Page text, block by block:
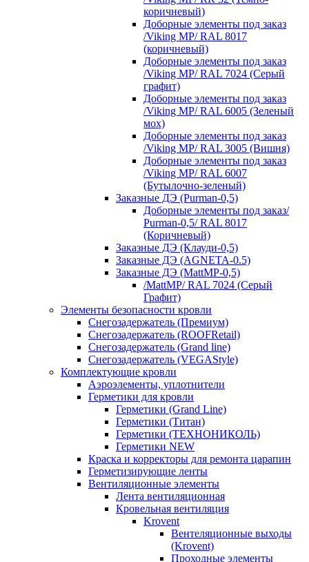
коричневый)
Доборные элементы под заказ
/Viking MP/ RAL 8017
(коричневый)
Доборные элементы под заказ
/Viking MP/ RAL 7024 (Серый
графит)
Доборные элементы под заказ
/Viking MP/ RAL 6005 (Зеленый
мох)
Доборные элементы под заказ
/Viking MP/ RAL 3005 (Вишня)
Доборные элементы под заказ
/Viking MP/ RAL 6007
(Бутылочно-зеленый)
Заказные ДЭ (Purman-0,5)
Доборные элементы под заказ/
Purman-0,5/ RAL 8017
(Коричневый)
Заказные ДЭ (Клауди-0,5)
Заказные ДЭ (AGNETA-0.5)
Заказные ДЭ (MattMP-0,5)
/MattMP/ RAL 7024 (Серый
Графит)
Элементы безопасности кровли
Снегозадержатель (Премиум)
Снегозадержатель (ROOFRetail)
Снегозадержатель (Grand line)
Снегозадержатель (VEGAStyle)
Комплектующие кровли
Аэроэлементы, уплотнители
Герметики для кровли
Герметики (Grand Line)
Герметики (Титан)
Герметики (ТЕХНОНИКОЛЬ)
Герметики NEW
Краска и корректоры для ремонта царапин
Герметизирующие ленты
Вентиляционные элементы
Лента вентиляционная
Кровельная вентиляция
Krovent
Вентеляционные выходы
(Krovent)
Проходные элементы